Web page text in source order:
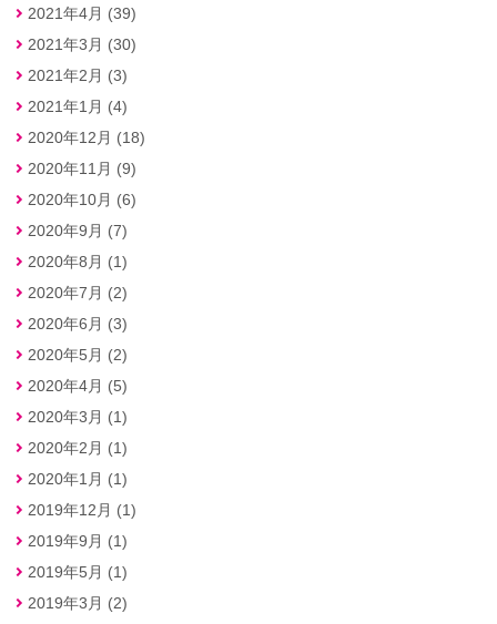
2021年4月 (39)
2021年3月 (30)
2021年2月 (3)
2021年1月 (4)
2020年12月 (18)
2020年11月 (9)
2020年10月 (6)
2020年9月 (7)
2020年8月 (1)
2020年7月 (2)
2020年6月 (3)
2020年5月 (2)
2020年4月 (5)
2020年3月 (1)
2020年2月 (1)
2020年1月 (1)
2019年12月 (1)
2019年9月 (1)
2019年5月 (1)
2019年3月 (2)